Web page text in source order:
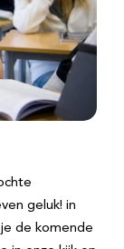
geluk! in
de komende